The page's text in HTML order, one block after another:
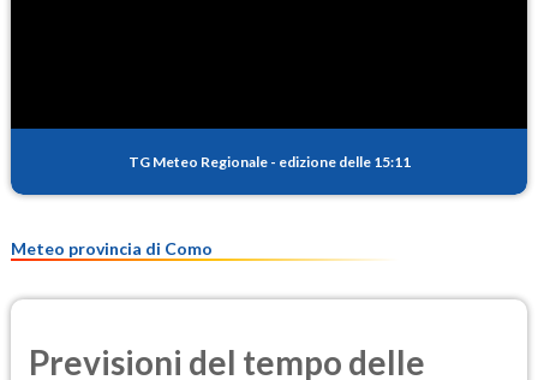
TG Meteo Regionale - edizione delle 15:11
Meteo provincia di Como
Previsioni del tempo delle